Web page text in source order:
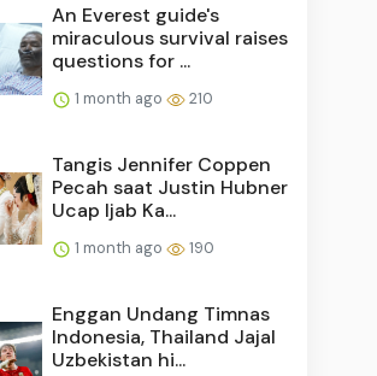
An Everest guide's
miraculous survival raises
questions for ...
1 month ago 210
Tangis Jennifer Coppen
Pecah saat Justin Hubner
Ucap Ijab Ka...
1 month ago 190
Enggan Undang Timnas
Indonesia, Thailand Jajal
Uzbekistan hi...